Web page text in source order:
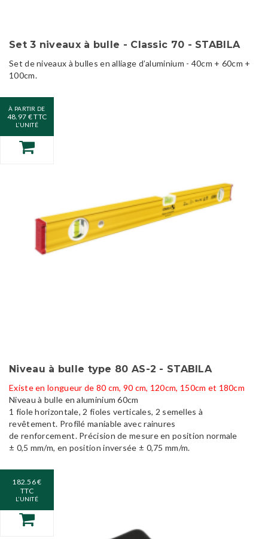
Set 3 niveaux à bulle - Classic 70 - STABILA
Set de niveaux à bulles en alliage d’aluminium - 40cm + 60cm +
100cm.
À PARTIR DE
48.97 € TTC
L’UNITÉ
Niveau à bulle type 80 AS-2 - STABILA
Existe en longueur de 80 cm, 90 cm, 120cm, 150cm et 180cm
Niveau à bulle en aluminium 60cm
1 fiole horizontale, 2 fioles verticales, 2 semelles à
revêtement. Profilé maniable avec rainures
de renforcement. Précision de mesure en position normale
± 0,5 mm/m, en position inversée ± 0,75 mm/m.
182.56 €
TTC
L’UNITÉ